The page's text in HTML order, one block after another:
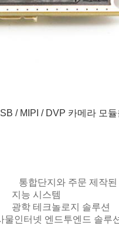
/ MIPI / DVP 카메라 모
지와 주문 제작된
스템
로지 솔루션
넷 엔드투엔드 솔루